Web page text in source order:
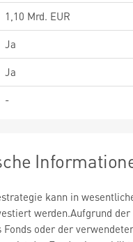
1,10 Mrd. EUR
Ja
Ja
-
kann in
werden.Aufgrund der
Fonds oder der